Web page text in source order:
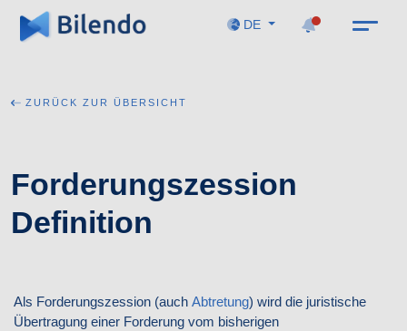
DE
ZURÜCK ZUR ÜBERSICHT
Forderungszession
Definition
Als Forderungszession (auch Abtretung) wird die juristische
Übertragung einer Forderung vom bisherigen